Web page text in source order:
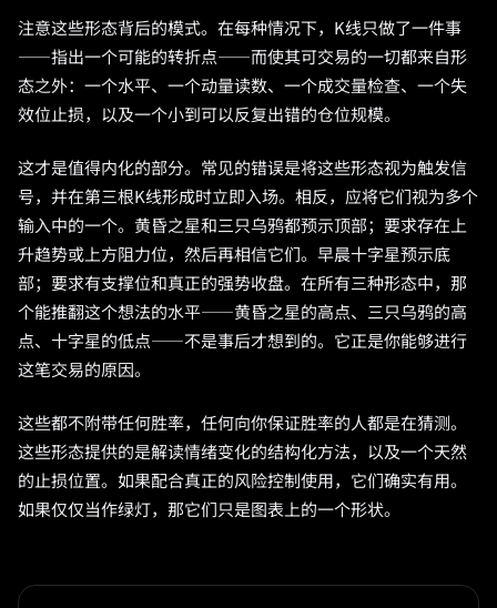
注意这些形态背后的模式。在每种情况下，K线只做了一件事
——指出一个可能的转折点——而使其可交易的一切都来自形
态之外：一个水平、一个动量读数、一个成交量检查、一个失
效位止损，以及一个小到可以反复出错的仓位规模。
这才是值得内化的部分。常见的错误是将这些形态视为触发信
号，并在第三根K线形成时立即入场。相反，应将它们视为多个
输入中的一个。黄昏之星和三只乌鸦都预示顶部；要求存在上
升趋势或上方阻力位，然后再相信它们。早晨十字星预示底
部；要求有支撑位和真正的强势收盘。在所有三种形态中，那
个能推翻这个想法的水平——黄昏之星的高点、三只乌鸦的高
点、十字星的低点——不是事后才想到的。它正是你能够进行
这笔交易的原因。
这些都不附带任何胜率，任何向你保证胜率的人都是在猜测。
这些形态提供的是解读情绪变化的结构化方法，以及一个天然
的止损位置。如果配合真正的风险控制使用，它们确实有用。
如果仅仅当作绿灯，那它们只是图表上的一个形状。